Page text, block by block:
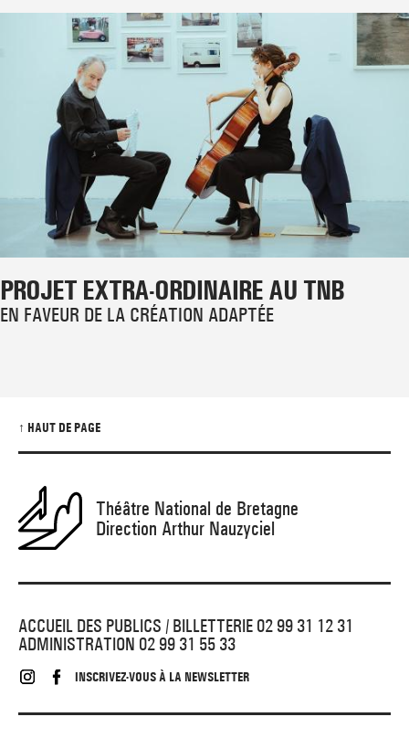
PROJET EXTRA-ORDINAIRE AU TNB
EN FAVEUR DE LA CRÉATION ADAPTÉE
↑ HAUT DE PAGE
Théâtre National de Bretagne
Direction Arthur Nauzyciel
ACCUEIL DES PUBLICS / BILLETTERIE 02 99 31 12 31
ADMINISTRATION 02 99 31 55 33
INSCRIVEZ-VOUS À LA NEWSLETTER